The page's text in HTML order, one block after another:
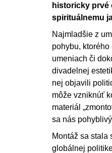
historicky prvé
spirituálnemu
Najmladšie z
pohybu,
umeniach či
divadelnej
nej objavili
môže vzniknúť
materiál
sa nás
Montáž sa stala
globálnej